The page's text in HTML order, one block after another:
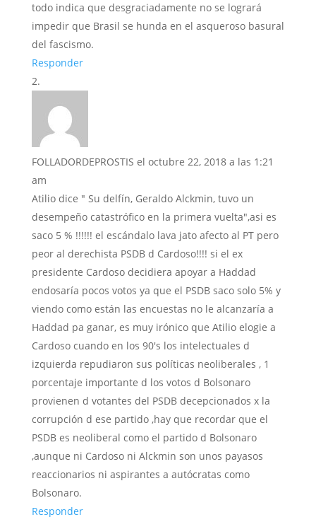
todo indica que desgraciadamente no se logrará
impedir que Brasil se hunda en el asqueroso basural
del fascismo.
Responder
FOLLADORDEPROSTIS el octubre 22, 2018 a las 1:21
am
Atilio dice " Su delfín, Geraldo Alckmin, tuvo un
desempeño catastrófico en la primera vuelta",asi es
saco 5 % !!!!!! el escándalo lava jato afecto al PT pero
peor al derechista PSDB d Cardoso!!!! si el ex
presidente Cardoso decidiera apoyar a Haddad
endosaría pocos votos ya que el PSDB saco solo 5% y
viendo como están las encuestas no le alcanzaría a
Haddad pa ganar, es muy irónico que Atilio elogie a
Cardoso cuando en los 90's los intelectuales d
izquierda repudiaron sus políticas neoliberales , 1
porcentaje importante d los votos d Bolsonaro
provienen d votantes del PSDB decepcionados x la
corrupción d ese partido ,hay que recordar que el
PSDB es neoliberal como el partido d Bolsonaro
,aunque ni Cardoso ni Alckmin son unos payasos
reaccionarios ni aspirantes a autócratas como
Bolsonaro.
Responder